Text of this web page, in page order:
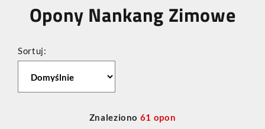
Opony Nankang Zimowe
Sortuj:
Znaleziono 61 opon